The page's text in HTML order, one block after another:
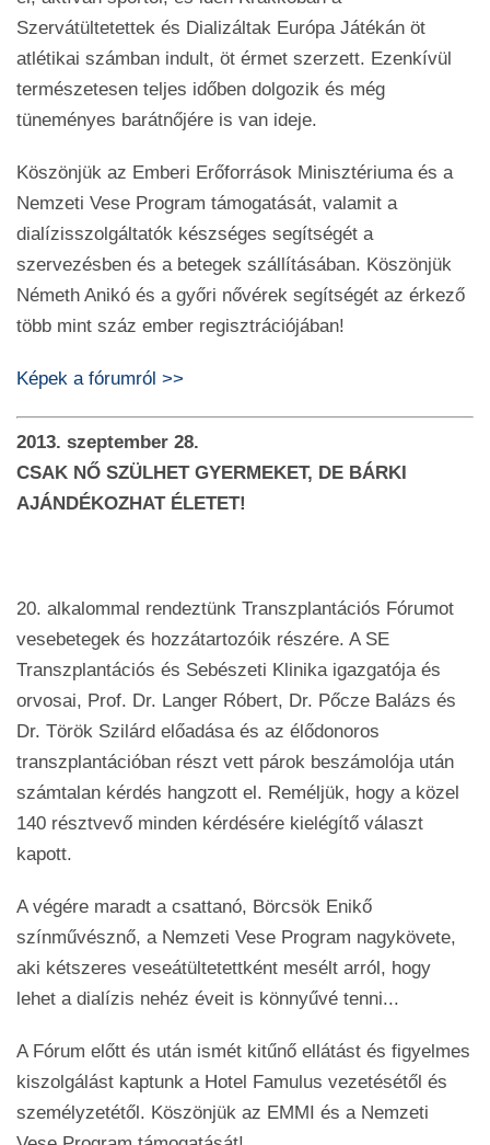
Szervátültetettek és Dializáltak Európa Játékán öt
atlétikai számban indult, öt érmet szerzett. Ezenkívül
természetesen teljes időben dolgozik és még
tüneményes barátnőjére is van ideje.
Köszönjük az Emberi Erőforrások Minisztériuma és a
Nemzeti Vese Program támogatását, valamit a
dialízisszolgáltatók készséges segítségét a
szervezésben és a betegek szállításában. Köszönjük
Németh Anikó és a győri nővérek segítségét az érkező
több mint száz ember regisztrációjában!
Képek a fórumról >>
2013. szeptember 28.
CSAK NŐ SZÜLHET GYERMEKET, DE BÁRKI
AJÁNDÉKOZHAT ÉLETET!
20. alkalommal rendeztünk Transzplantációs Fórumot
vesebetegek és hozzátartozóik részére. A SE
Transzplantációs és Sebészeti Klinika igazgatója és
orvosai, Prof. Dr. Langer Róbert, Dr. Pőcze Balázs és
Dr. Török Szilárd előadása és az élődonoros
transzplantációban részt vett párok beszámolója után
számtalan kérdés hangzott el. Reméljük, hogy a közel
140 résztvevő minden kérdésére kielégítő választ
kapott.
A végére maradt a csattanó, Börcsök Enikő
színművésznő, a Nemzeti Vese Program nagykövete,
aki kétszeres veseátültetettként mesélt arról, hogy
lehet a dialízis nehéz éveit is könnyűvé tenni...
A Fórum előtt és után ismét kitűnő ellátást és figyelmes
kiszolgálást kaptunk a Hotel Famulus vezetésétől és
személyzetétől. Köszönjük az EMMI és a Nemzeti